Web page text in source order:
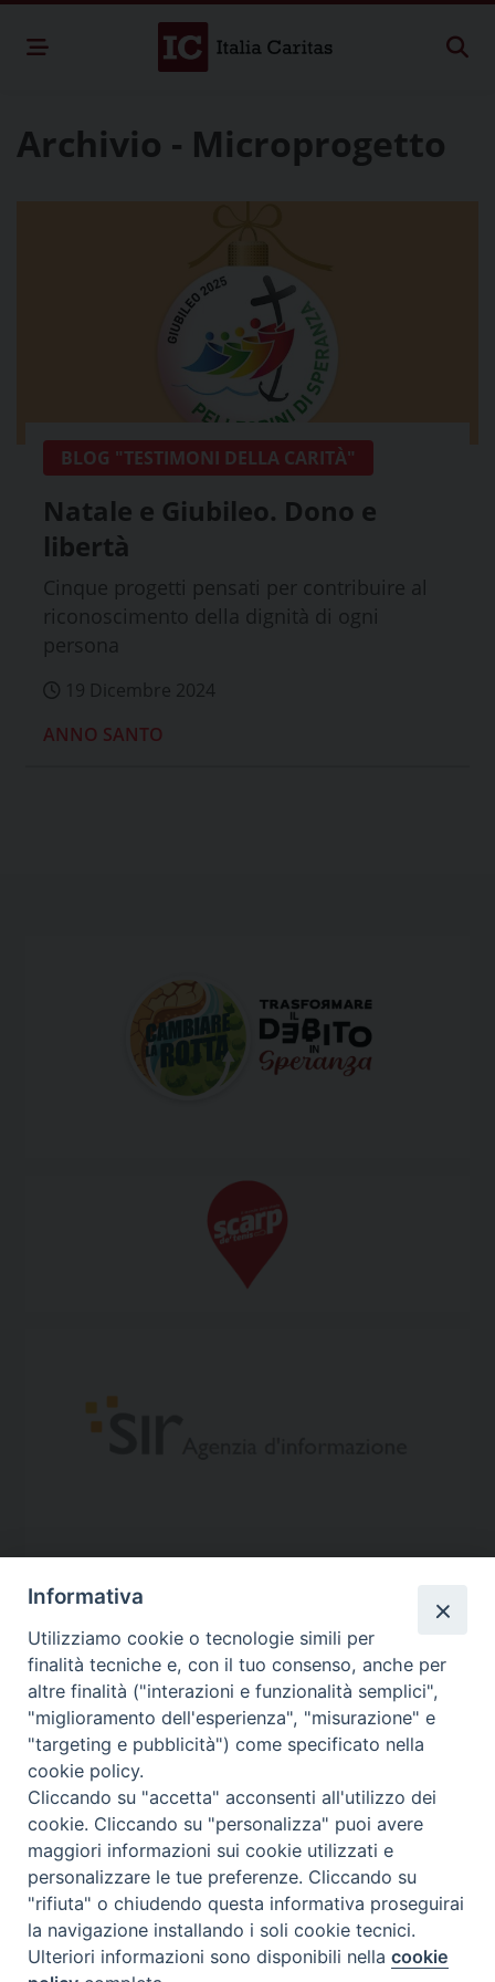
Archivio - Microprogetto
BLOG "TESTIMONI DELLA CARITÀ"
Natale e Giubileo. Dono e
libertà
Cinque progetti pensati per contribuire al
riconoscimento della dignità di ogni
persona
19 Dicembre 2024
ANNO SANTO
Contatti
Via Aurelia 796
00165 – Roma
tel: +39 06 661 771
email: segreteria@caritas.it
Informativa
Utilizziamo cookie o tecnologie simili per
finalità tecniche e, con il tuo consenso, anche per
altre finalità ("interazioni e funzionalità semplici",
"miglioramento dell'esperienza", "misurazione" e
"targeting e pubblicità") come specificato nella
cookie policy.
Cliccando su "accetta" acconsenti all'utilizzo dei
cookie. Cliccando su "personalizza" puoi avere
maggiori informazioni sui cookie utilizzati e
personalizzare le tue preferenze. Cliccando su
"rifiuta" o chiudendo questa informativa proseguirai
la navigazione installando i soli cookie tecnici.
Ulteriori informazioni sono disponibili nellacookie